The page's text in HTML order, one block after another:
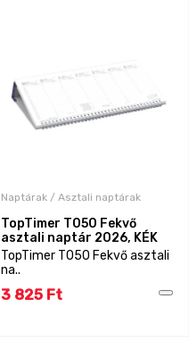
Naptárak / Asztali naptárak
TopTimer T050 Fekvő
asztali naptár 2026, KÉK
TopTimer T050 Fekvő asztali
na..
3 825 Ft